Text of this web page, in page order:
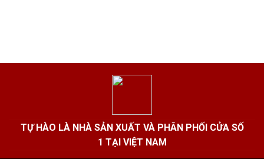
TỰ HÀO LÀ NHÀ SẢN XUẤT VÀ PHÂN PHỐI CỬA SỐ
1 TẠI VIỆT NAM